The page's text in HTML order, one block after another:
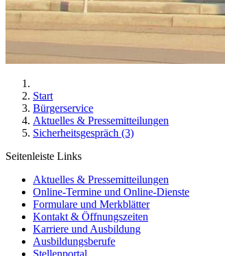
Start
Bürgerservice
Aktuelles & Pressemitteilungen
Sicherheitsgespräch (3)
Seitenleiste Links
Aktuelles & Pressemitteilungen
Online-Termine und Online-Dienste
Formulare und Merkblätter
Kontakt & Öffnungszeiten
Karriere und Ausbildung
Ausbildungsberufe
Stellenportal